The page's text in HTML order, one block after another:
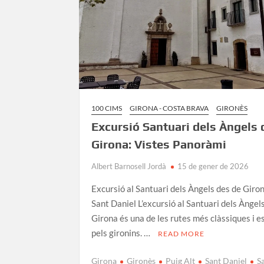
100 CIMS GIRONA - COSTA BRAVA GIRONÈS
Excursió Santuari dels Àngels
Girona: Vistes Panoràmi
Albert Barnosell Jordà 15 de gener de 2026
Excursió al Santuari dels Àngels des de
Sant Daniel L’excursió al Santuari dels
Girona és una de les rutes més clàssiques i
pels gironins. …
READ MORE
Girona Gironès Puig Alt Sant Daniel